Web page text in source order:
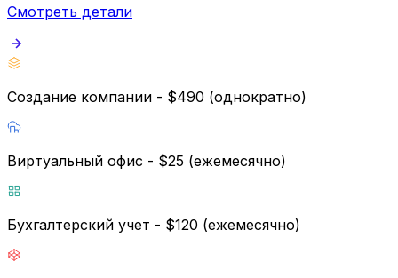
Смотреть детали
Создание компании - $490 (однократно)
Виртуальный офис - $25 (ежемесячно)
Бухгалтерский учет - $120 (ежемесячно)